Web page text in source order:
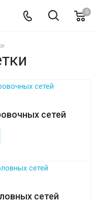
0
сетей
сетей